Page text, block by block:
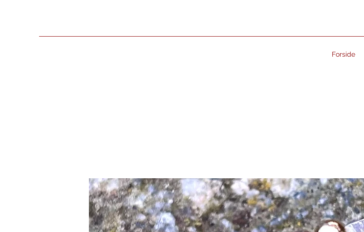
Forside